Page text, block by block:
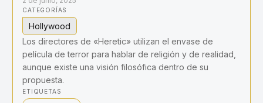
CATEGORÍAS
Hollywood
Los directores de «Heretic» utilizan el envase de
película de terror para hablar de religión y de realidad,
aunque existe una visión filosófica dentro de su
propuesta.
ETIQUETAS